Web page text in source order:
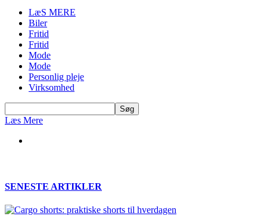
LæS MERE
Biler
Fritid
Fritid
Mode
Mode
Personlig pleje
Virksomhed
Læs Mere
SENESTE ARTIKLER